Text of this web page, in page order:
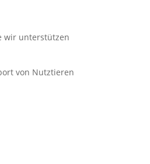
wir unterstützen
von Nutztieren